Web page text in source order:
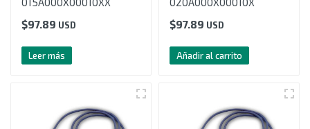
$97.89 USD
Leer más
$97.89 USD
Añadir al carrito